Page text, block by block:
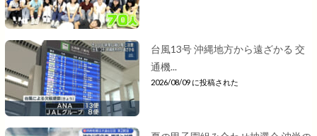
台風13号 沖縄地方から遠ざかる 交
通機...
2026/08/09 に投稿された